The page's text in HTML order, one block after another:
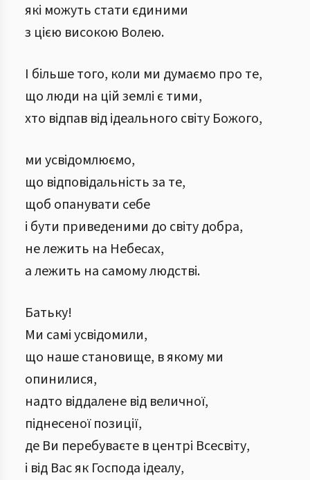
які можуть стати єдиними
з цією високою Волею.
І більше того, коли ми думаємо про те,
що люди на цій землі є тими,
хто відпав від ідеального світу Божого,
ми усвідомлюємо,
що відповідальність за те,
щоб опанувати себе
і бути приведеними до світу добра,
не лежить на Небесах,
а лежить на самому людстві.
Батьку!
Ми самі усвідомили,
що наше становище, в якому ми
опинилися,
надто віддалене від величної,
піднесеної позиції,
де Ви перебуваєте в центрі Всесвіту,
і від Вас як Господа ідеалу,